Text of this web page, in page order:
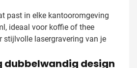
past in elke kantooromgeving
ideaal voor koffie of thee
stijlvolle lasergravering van je
dubbelwandig design